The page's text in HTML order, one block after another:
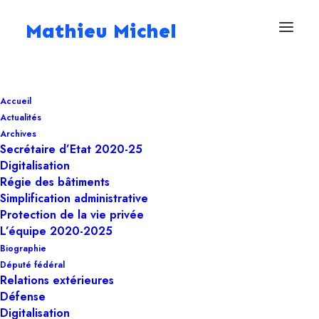
Mathieu Michel
Accueil
Actualités
Archives
Secrétaire d’Etat 2020-25
Digitalisation
Régie des bâtiments
Simplification administrative
Protection de la vie privée
L’équipe 2020-2025
Biographie
Député fédéral
Relations extérieures
Défense
Digitalisation
européenne : l’attaque
contre la Commission
révèle l’urgence
d’appliquer NIS2